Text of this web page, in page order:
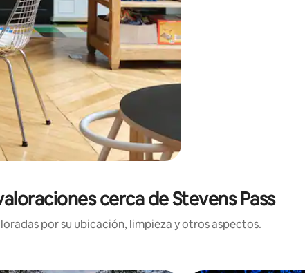
cerca de Stevens Pass
por su ubicación, limpieza y otros aspectos.